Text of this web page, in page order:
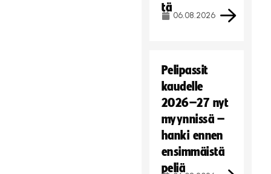
tä
06.08.2026
Pelipassit
kaudelle
2026–27 nyt
myynnissä –
hanki ennen
ensimmäistä
peliä